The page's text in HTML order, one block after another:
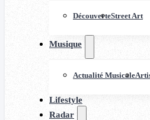
DécouverteStreet Art
Musique
Actualité Musicale
Lifestyle
Radar